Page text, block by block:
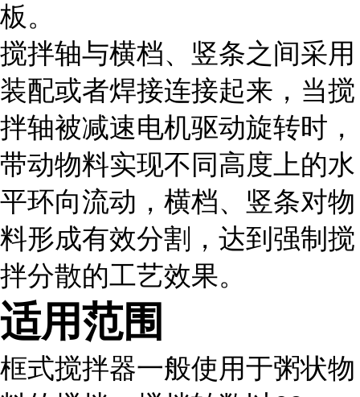
板。
搅拌轴与横档、竖条之间采用
装配或者焊接连接起来，当搅
拌轴被减速电机驱动旋转时，
带动物料实现不同高度上的水
平环向流动，横档、竖条对物
料形成有效分割，达到强制搅
拌分散的工艺效果。
适用范围
框式搅拌器一般使用于粥状物